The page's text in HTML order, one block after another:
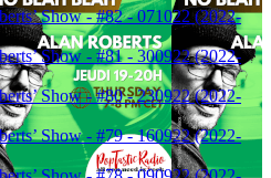
Show - #82 - 071022 (2022-
Show - #81 - 300922 (2022-
Show - #80 - 230922 (2022-
Show - #79 - 160922 (2022-